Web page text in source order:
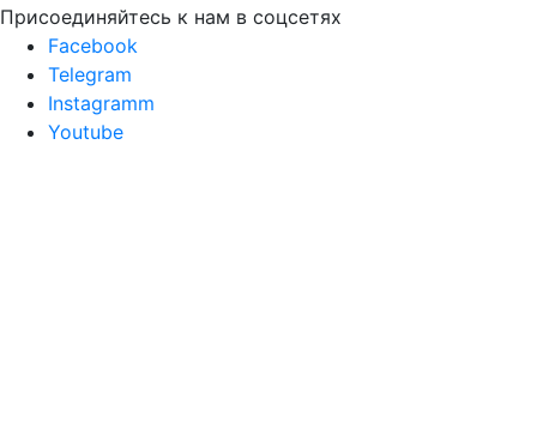
Присоединяйтесь к нам в соцсетях
Facebook
Telegram
Instagramm
Youtube